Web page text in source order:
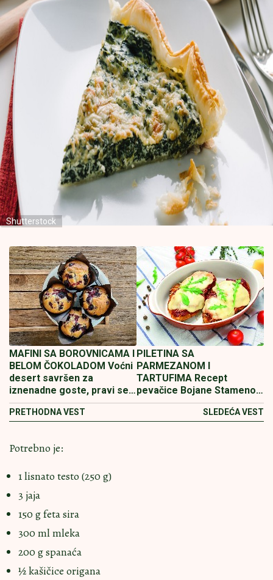
Shutterstock
MAFINI SA BOROVNICAMA I
BELOM ČOKOLADOM Voćni
desert savršen za
iznenadne goste, pravi se
lako, a smaže začas
PRETHODNA VEST
PILETINA SA
PARMEZANOM I
TARTUFIMA Recept
pevačice Bojane Stamenov
oduševio domaćice na
SLEDEĆA VEST
Potrebno je:
1 lisnato testo (250 g)
3 jaja
150 g feta sira
300 ml mleka
200 g spanaća
½ kašičice origana